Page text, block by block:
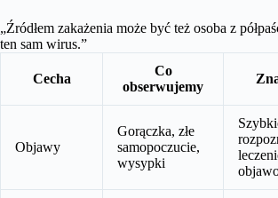
„Źródłem zakażenia może być też osoba z
ten sam wirus.”
Cecha
Co
obserwujemy
Objawy
Gorączka, złe
samopoczucie,
wysypki